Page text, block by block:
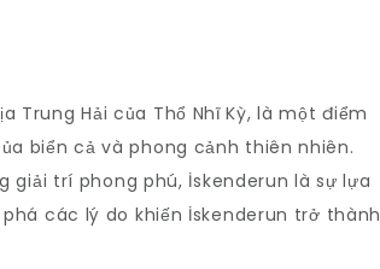
Hải của Thổ Nhĩ Kỳ, là một điểm
biển cả và phong cảnh thiên nhiên.
giải trí phong phú, İskenderun là sự lựa
các lý do khiến İskenderun trở thành